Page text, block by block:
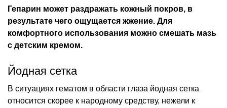
Гепарин может раздражать кожный покров, в
результате чего ощущается жжение. Для
комфортного использования можно смешать мазь
с детским кремом.
Йодная сетка
В ситуациях гематом в области глаза йодная сетка
относится скорее к народному средству, нежели к